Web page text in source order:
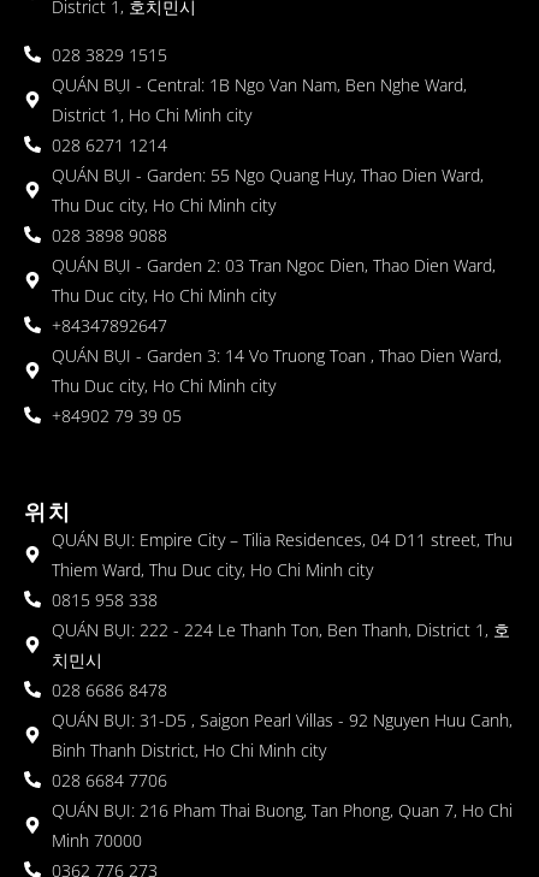
District 1, 호치민시
028 3829 1515
QUÁN BỤI - Central: 1B Ngo Van Nam, Ben Nghe Ward,
District 1, Ho Chi Minh city
028 6271 1214
QUÁN BỤI - Garden: 55 Ngo Quang Huy, Thao Dien Ward,
Thu Duc city, Ho Chi Minh city
028 3898 9088
QUÁN BỤI - Garden 2: 03 Tran Ngoc Dien, Thao Dien Ward,
Thu Duc city, Ho Chi Minh city
+84347892647
QUÁN BỤI - Garden 3: 14 Vo Truong Toan , Thao Dien Ward,
Thu Duc city, Ho Chi Minh city
+84902 79 39 05
위치
QUÁN BỤI: Empire City – Tilia Residences, 04 D11 street, Thu
Thiem Ward, Thu Duc city, Ho Chi Minh city
0815 958 338
QUÁN BỤI: 222 - 224 Le Thanh Ton, Ben Thanh, District 1, 호
치민시
028 6686 8478
QUÁN BỤI: 31-D5 , Saigon Pearl Villas - 92 Nguyen Huu Canh,
Binh Thanh District, Ho Chi Minh city
028 6684 7706
QUÁN BỤI: 216 Pham Thai Buong, Tan Phong, Quan 7, Ho Chi
Minh 70000
0362 776 273